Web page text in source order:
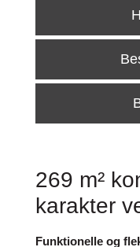
269 m²
karakter
Funktionelle og